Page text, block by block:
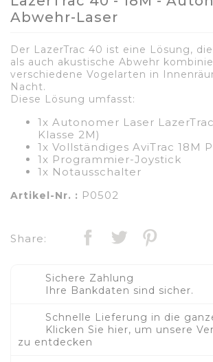
Abwehr-Laser
Der LazerTrac 40 ist eine Lösung,
als auch akustische Abwehr
verschiedene Vogelarten in
Nacht.
Diese Lösung umfasst:
1x Autonomer Laser
Klasse 2M)
1x Vollständiges AviTrac 18M
1x Programmier-Joystick
1x Notausschalter
Artikel-Nr. : P0502
Share:
Sichere Zahlung
Ihre Bankdaten sind sicher.
Schnelle Lieferung in die
Klicken Sie hier, um unsere
zu entdecken